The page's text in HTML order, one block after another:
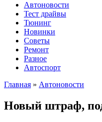
Автоновости
Тест драйвы
Тюнинг
Новинки
Советы
Ремонт
Разное
Автоспорт
Главная » Автоновости
Новый штраф,